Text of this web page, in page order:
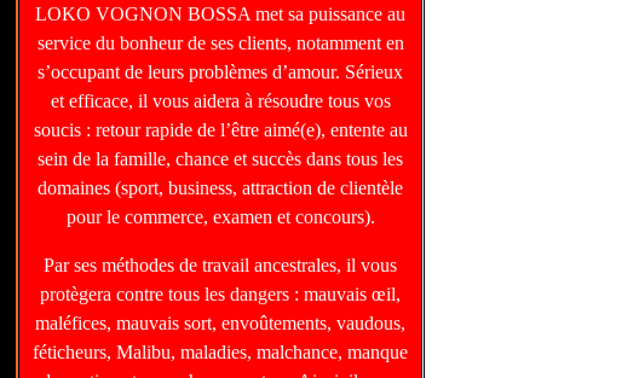
LOKO VOGNON BOSSA met sa puissance au
service du bonheur de ses clients, notamment en
s’occupant de leurs problèmes d’amour. Sérieux
et efficace, il vous aidera à résoudre tous vos
soucis : retour rapide de l’être aimé(e), entente au
sein de la famille, chance et succès dans tous les
domaines (sport, business, attraction de clientèle
pour le commerce, examen et concours).
Par ses méthodes de travail ancestrales, il vous
protègera contre tous les dangers : mauvais œil,
maléfices, mauvais sort, envoûtements, vaudous,
féticheurs, Malibu, maladies, malchance, manque